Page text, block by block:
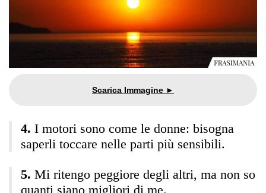
I motori sono come le donne: bisogna
saperli toccare nelle parti più sensibili.
Mi ritengo peggiore degli altri, ma non so
quanti siano migliori di me.